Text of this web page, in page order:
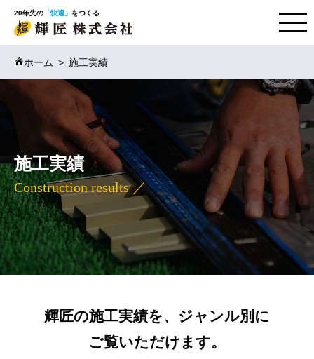
20年先の 「快適」 をつくる
ホーム 施工実績
施工実績
Construction results ／
輝匠の施工実績を、ジャンル別に
ご覧いただけます。